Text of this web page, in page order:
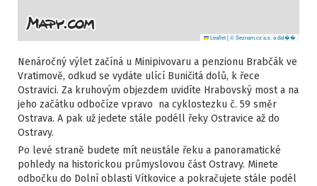
Leaflet|© Seznam.cz a.s. a dal��
Nenáročný výlet začíná u Minipivovaru a penzionu Brabčák ve
Vratimově, odkud se vydáte ulící Buničitá dolů, k řece
Ostravici. Za kruhovým objezdem uvidíte Hrabovský most a na
jeho začátku odbočíze vpravo na cyklostezku č. 59 směr
Ostrava. A pak už jedete stále podéll řeky Ostravice až do
Ostravy.
Po levé straně budete mít neustále řeku a panoramatické
pohledy na historickou průmyslovou část Ostravy. Minete
odbočku do Dolní oblasti Vítkovice a pokračujete stále podél